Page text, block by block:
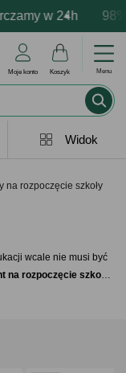
w 24h 98%
i darmowapozytywne
Moje konto Koszyk Menu
na rozpoczęcie szkoły
wcale nie musi być
na rozpoczęcie szkoły.
że nawet wizja lekcji w
Widok